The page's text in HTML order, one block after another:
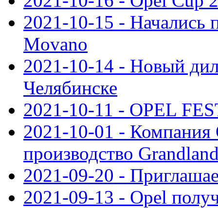
2021-10-15 - Начались
Movano
2021-10-14 - Новый
Челябинске
2021-10-11 - OPEL
2021-10-01 - Компания
производство
2021-09-20 -
2021-09-13 - Opel